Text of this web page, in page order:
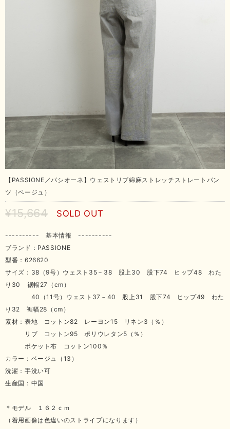
【PASSIONE／パシオーネ】ウェストリブ綿麻ストレッチストレートパン
ツ（ベージュ）
¥15,664 SOLD OUT
---------- 基本情報 ----------
ブランド：PASSIONE
型番：626620
サイズ：38（9号）ウェスト35－38 股上30 股下74 ヒップ48 わた
り30 裾幅27（cm）
40（11号）ウェスト37－40 股上31 股下74 ヒップ49 わた
り32 裾幅28（cm）
素材：表地 コットン82 レーヨン15 リネン3（％）
リブ コットン95 ポリウレタン5（％）
ポケット布 コットン100％
カラー：ベージュ（13）
洗濯：手洗い可
生産国：中国
＊モデル １６２ｃｍ
（着用画像は色違いのストライプになります）